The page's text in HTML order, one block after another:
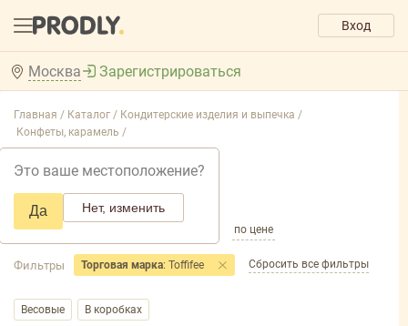
Вход
Москва
Это ваше местоположение?
Да Нет, изменить
Зарегистрироваться
Главная / Каталог / Кондитерские изделия и выпечка /
Конфеты, карамель /
Добавить фильтр товаров
по популярности по цене
Фильтры Торговая марка: Toffifee Сбросить все фильтры
Весовые В коробках